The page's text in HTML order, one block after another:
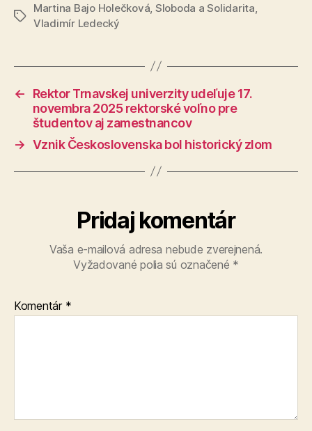
Značky
Martina Bajo Holečková Sloboda a Solidarita
Vladimír Ledecký
←
Rektor Trnavskej univerzity udeľuje 17.
novembra 2025 rektorské voľno pre
študentov aj zamestnancov
→ Vznik Československa bol historický zlom
Pridaj komentár
Vaša e-mailová adresa nebude zverejnená.
Vyžadované polia sú označené *
Komentár *